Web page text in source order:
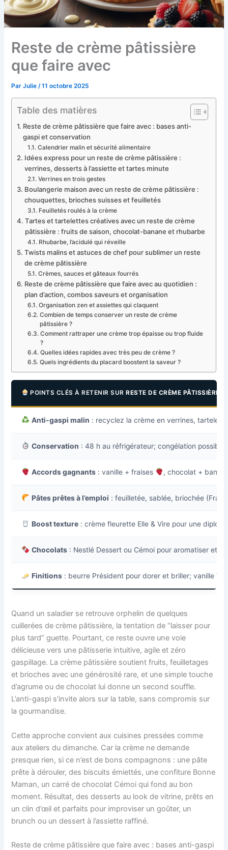
Reste de crème pâtissière
que faire avec
ParJulie /11 octobre 2025
Table des matières
Reste de crème pâtissière que faire avec : bases anti-
gaspi et conservation
Calendrier malin et sécurité alimentaire
Idées express pour un reste de crème pâtissière :
verrines, desserts à l’assiette et tartes minute
Verrines en trois gestes
Boulangerie maison avec un reste de crème pâtissière :
chouquettes, brioches suisses et feuilletés
Feuilletés roulés à la crème
Tartes et tartelettes créatives avec un reste de crème
pâtissière : fruits de saison, chocolat-banane et rhubarbe
Rhubarbe, l’acidulé qui réveille
Twists malins et astuces de chef pour sublimer un reste
de crème pâtissière
Crèmes, sauces et gâteaux fourrés
Reste de crème pâtissière que faire avec au quotidien :
plan d’action, combos saveurs et organisation
Organisation zen et assiettes qui claquent
Combien de temps conserver un reste de crème
pâtissière ?
Comment rattraper une crème trop épaisse ou trop fluide
?
Quelles idées rapides avec très peu de crème ?
Quels ingrédients du placard boostent la saveur ?
POINTS CLÉS À RETENIR SURRESTE DE CRÈME PÂTISSIÈRE
Anti-gaspi malin : recyclez la crème en verrines,
Conservation : 48 h au réfrigérateur; congélation possible
Accords gagnants : vanille + fraises , chocolat +
Pâtes prêtes à l’emploi : feuilletée, sablée, briochée
Boost texture : crème fleurette Elle & Vire pour une
Chocolats : Nestlé Dessert ou Cémoi pour aromatiser et
Finitions : beurre Président pour dorer et briller; vanille
Quand un saladier se retrouve orphelin de quelques
cuillerées de crème pâtissière, la tentation de “laisser pour
plus tard” guette. Pourtant, ce reste ouvre une voie
délicieuse vers une pâtisserie intuitive, agile et zéro
gaspillage. La crème pâtissière soutient fruits, feuilletages
et brioches avec une générosité rare, et une simple touche
d’agrume ou de chocolat lui donne un second souffle.
L’anti-gaspi s’invite alors sur la table, sans compromis sur
la gourmandise.
Cette approche convient aux cuisines pressées comme
aux ateliers du dimanche. Car la crème ne demande
presque rien, si ce n’est de bons compagnons : une pâte
prête à dérouler, des biscuits émiettés, une confiture Bonne
Maman, un carré de chocolat Cémoi qui fond au bon
moment. Résultat, des desserts au look de vitrine, prêts en
un clin d’œil et parfaits pour improviser un goûter, un
brunch ou un dessert à l’assiette raffiné.
Reste de crème pâtissière que faire avec : bases anti-gaspi